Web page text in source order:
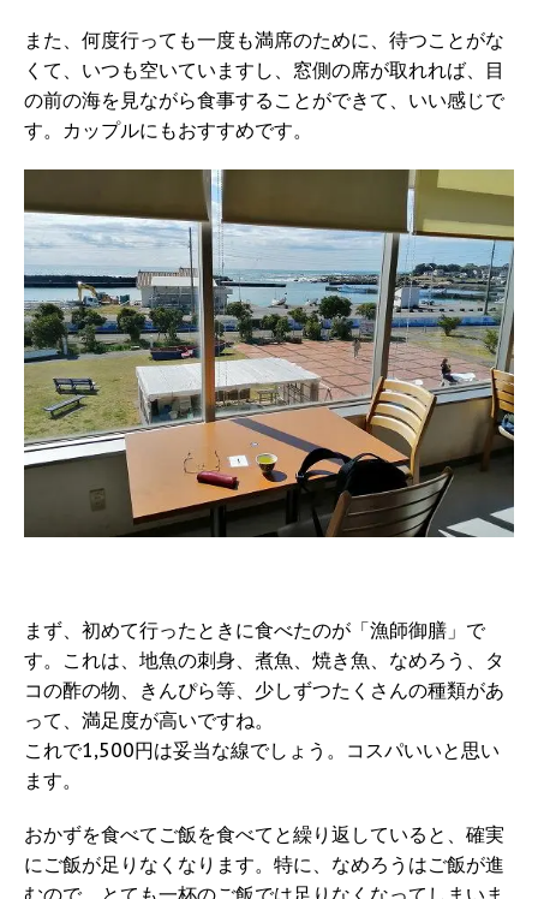
また、何度行っても一度も満席のために、待つことがな
くて、いつも空いていますし、窓側の席が取れれば、目
の前の海を見ながら食事することができて、いい感じで
す。カップルにもおすすめです。
まず、初めて行ったときに食べたのが「漁師御膳」で
す。これは、地魚の刺身、煮魚、焼き魚、なめろう、タ
コの酢の物、きんぴら等、少しずつたくさんの種類があ
って、満足度が高いですね。
これで1,500円は妥当な線でしょう。コスパいいと思い
ます。
おかずを食べてご飯を食べてと繰り返していると、確実
にご飯が足りなくなります。特に、なめろうはご飯が進
むので、とても一杯のご飯では足りなくなってしまいま